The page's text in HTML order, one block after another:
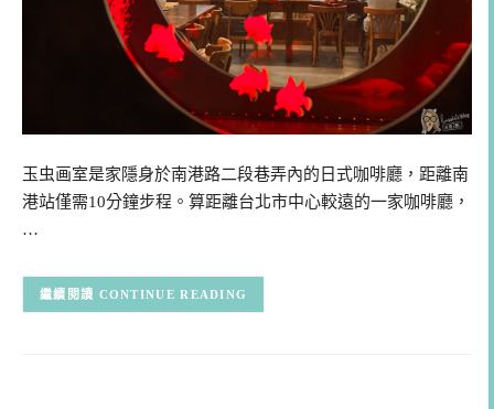
玉虫画室是家隱身於南港路二段巷弄內的日式咖啡廳，距離南
港站僅需10分鐘步程。算距離台北市中心較遠的一家咖啡廳，
…
CONTINUE READING